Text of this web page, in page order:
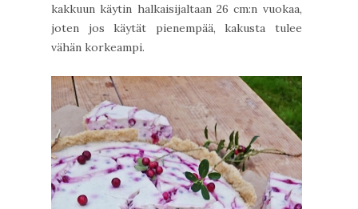
kakkuun käytin halkaisijaltaan 26 cm:n vuokaa,
joten jos käytät pienempää, kakusta tulee
vähän korkeampi.